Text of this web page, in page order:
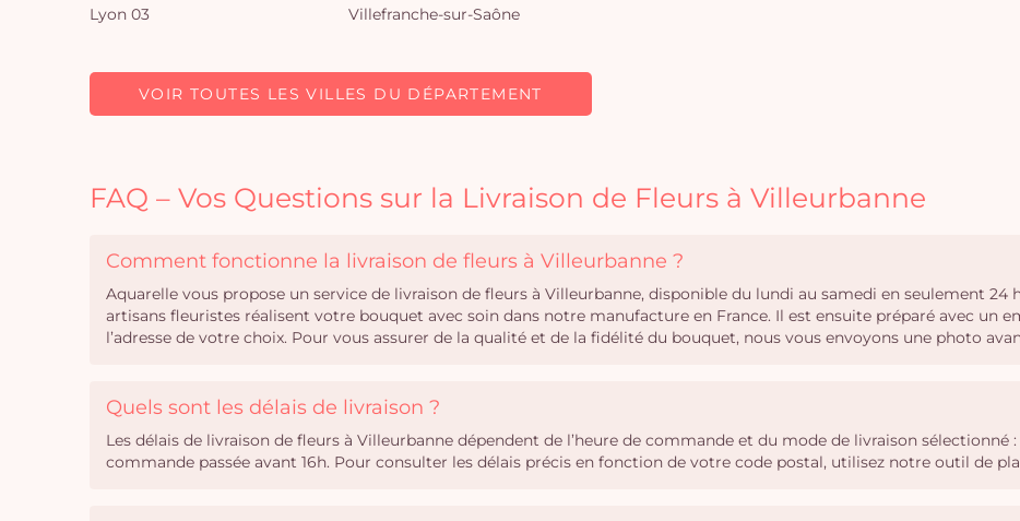
Lyon 03
Villefranche-sur-Saône
VOIR TOUTES LES VILLES DU DÉPARTEMENT
FAQ – Vos Questions sur la Livraison de Fleurs à Villeurbanne
Comment fonctionne la livraison de fleurs à Villeurbanne ?
Aquarelle vous propose un service de livraison de fleurs à Villeurbanne, disponible du lundi au samedi en seulement 24
artisans fleuristes réalisent votre bouquet avec soin dans notre manufacture en France. Il est ensuite préparé avec un
l’adresse de votre choix. Pour vous assurer de la qualité et de la fidélité du bouquet, nous vous envoyons une photo
Quels sont les délais de livraison ?
Les délais de livraison de fleurs à Villeurbanne dépendent de l’heure de commande et du mode de livraison
commande passée avant 16h. Pour consulter les délais précis en fonction de votre code postal, utilisez notre outil de